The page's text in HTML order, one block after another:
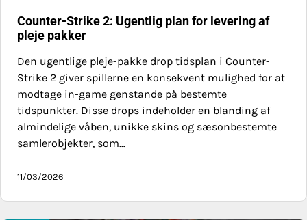
Counter-Strike 2: Ugentlig plan for levering af
pleje pakker
Den ugentlige pleje-pakke drop tidsplan i Counter-
Strike 2 giver spillerne en konsekvent mulighed for at
modtage in-game genstande på bestemte
tidspunkter. Disse drops indeholder en blanding af
almindelige våben, unikke skins og sæsonbestemte
samlerobjekter, som…
11/03/2026